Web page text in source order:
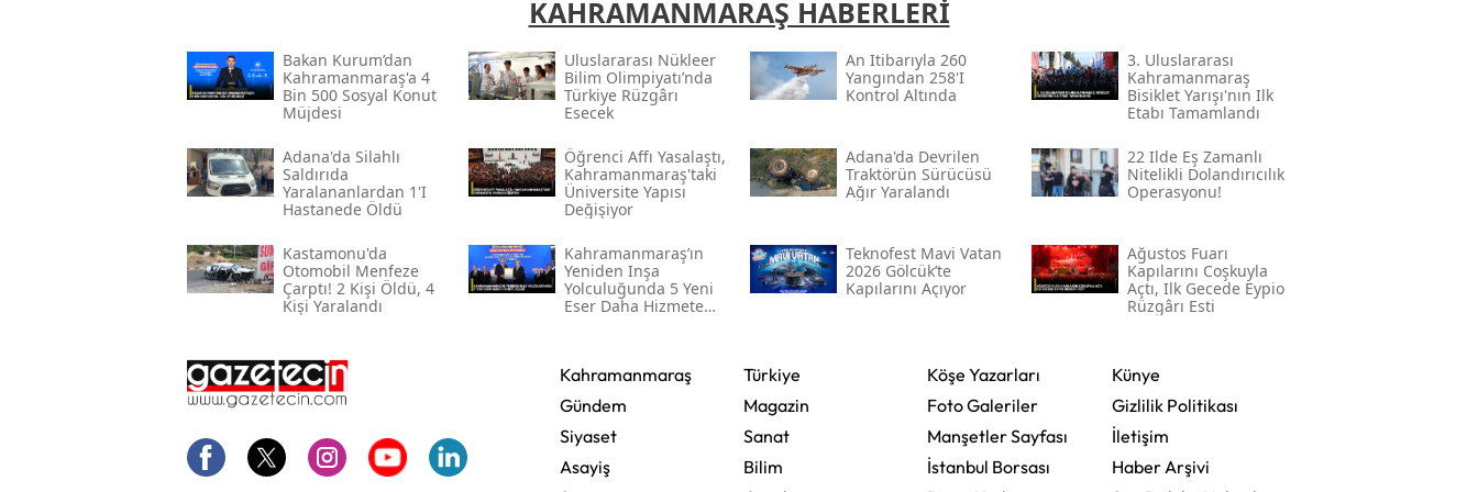
Karabük
Osmaniye
KAHRAMANMARAŞ HABERLERİ
Bakan Kurum’dan
Kahramanmaraş'a 4
Bin 500 Sosyal Konut
Müjdesi
Uluslararası Nükleer
Bilim Olimpiyatı’nda
Türkiye Rüzgârı
Esecek
An Itibarıyla 260
Yangından 258'i
Kontrol Altında
3. Uluslararası
Kahramanmaraş
Bisiklet Yarışı'nın Ilk
Etabı Tamamlandı
Adana'da Silahlı
Saldırıda
Yaralananlardan 1'i
Hastanede Öldü
Öğrenci Affı Yasalaştı,
Kahramanmaraş'taki
Üniversite Yapısı
Değişiyor
Adana'da Devrilen
Traktörün Sürücüsü
Ağır Yaralandı
22 Ilde Eş Zamanlı
Nitelikli Dolandırıcılık
Operasyonu!
Kastamonu'da
Otomobil Menfeze
Çarptı! 2 Kişi Öldü, 4
Kişi Yaralandı
Kahramanmaraş’ın
Yeniden Inşa
Yolculuğunda 5 Yeni
Eser Daha Hizmete
Teknofest Mavi Vatan
2026 Gölcük’te
Kapılarını Açıyor
Ağustos Fuarı
Kapılarını Coşkuyla
Açtı, Ilk Gecede Eypio
Rüzgârı Esti
Kahramanmaraş
Gündem
Siyaset
Asayiş
Türkiye
Magazin
Sanat
Bilim
Köşe Yazarları
Foto Galeriler
Manşetler Sayfası
İstanbul Borsası
Künye
Gizlilik Politikası
İletişim
Haber Arşivi